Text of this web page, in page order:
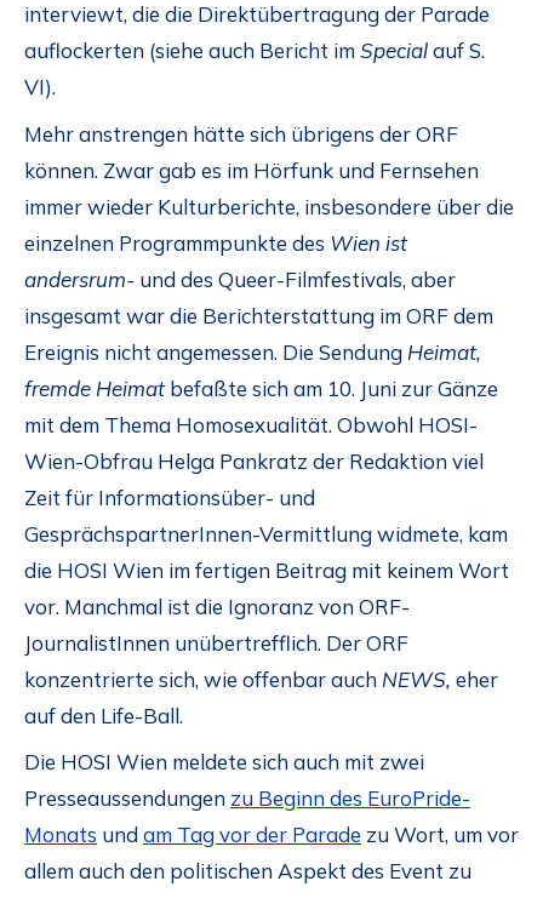
interviewt, die die Direktübertragung der Parade
auflockerten (siehe auch Bericht imSpecialauf S.
VI).
Mehr anstrengen hätte sich übrigens der ORF
können. Zwar gab es im Hörfunk und Fernsehen
immer wieder Kulturberichte, insbesondere über die
einzelnen Programmpunkte des Wien ist
andersrum- und des Queer-Filmfestivals, aber
insgesamt war die Berichterstattung im ORF dem
Ereignis nicht angemessen. Die Sendung Heimat,
fremde Heimatbefaßte sich am 10. Juni zur Gänze
mit dem Thema Homosexualität. Obwohl HOSI-
Wien-Obfrau Helga Pankratz der Redaktion viel
Zeit für Informationsüber- und
GesprächspartnerInnen-Vermittlung widmete, kam
die HOSI Wien im fertigen Beitrag mit keinem Wort
vor. Manchmal ist die Ignoranz von ORF-
JournalistInnen unübertrefflich. Der ORF
konzentrierte sich, wie offenbar auch NEWS, eher
auf den Life-Ball.
Die HOSI Wien meldete sich auch mit zwei
Presseaussendungen zu Beginn des EuroPride-
Monats undam Tag vor der Parade zu Wort, um vor
allem auch den politischen Aspekt des Event zu